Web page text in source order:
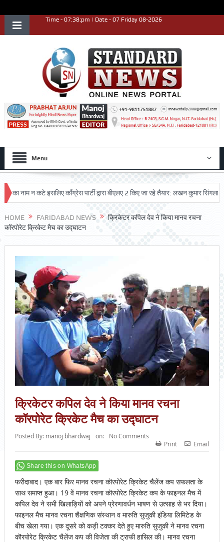
Time - 07:38:pm | Date - 07 Friday 08-2026
Menu
न कटे इसलिए काँग्रेस पार्टी द्वारा बीएलए 2 किए जा रहे तैयार: लखन कुमार सिंगला
HOME FARIDABAD NEWS
क्रिकेटर कपिल देव ने किया मानव रचना
कॉरपोरेट क्रिकेट मैच का उद्घाटन
क्रिकेटर कपिल देव ने किया मानव रचना
कॉरपोरेट क्रिकेट मैच का उद्घाटन
Posted By: manoj bhardwaj on:
No Comments
Print
Email
Share this on WhatsApp
फरीदाबाद। एक बार फिर मानव रचना कॊरपोरेट क्रिकेट चैलेंज कप सफलता के
साथ समाप्त हुआ। 19 वें मानव रचना कॊरपोरेट क्रिकेट कप के फाइनल मैच में
कपिल देव ने सभी खिलाड़ियों को अपने प्रेरणावर्धन भाषण से उत्साह से भर दिया।
फाइनल मैच मानव रचना शैक्षणिक संस्थान व मारुति सुजुकी इंडिया लिमिटेड के
बीच खेला गया। एक दूसरे को कड़ी टक्कर देते हुए मारुति सुजुकी ने मानव रचना
कॊरपोरेट क्रिकेट चैलेंज कप की विजेता की ट्राफी हासिल की। मानव रचना